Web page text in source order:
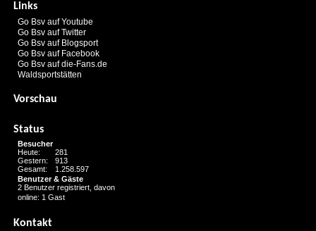
Links
Go Bsv auf Youtube
Go Bsv auf Twitter
Go Bsv auf Blogsport
Go Bsv auf Facebook
Go Bsv auf die-Fans.de
Waldsportstätten
Vorschau
Status
Besucher
Heute:
281
Gestern:
913
Gesamt:
1.258.597
Benutzer & Gäste
2 Benutzer registriert, davon
online: 1 Gast
Kontakt